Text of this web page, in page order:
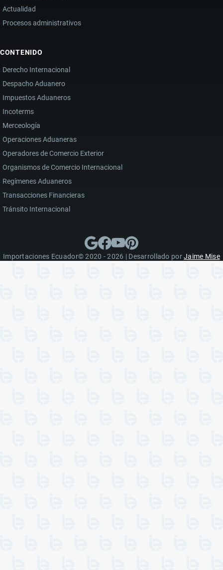
Actualidad
Procesos administrativos
CONTENIDO
Derecho Internacional
Despacho Aduanero
Impuestos Aduaneros
Incoterms
Merceología
Operaciones Aduaneras
Operadores de Comercio Exterior
Organismos de Comercio Internacional
Regímenes Aduaneros
Transacciones Financieras
Tránsito Internacional
Importaciones Ecuador© 2020 - 2026 | Desarrollado porJaime Mise